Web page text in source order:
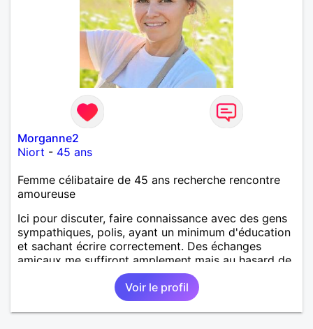
Morganne2
Niort - 45 ans
Femme célibataire de 45 ans recherche rencontre
amoureuse
Ici pour discuter, faire connaissance avec des gens
sympathiques, polis, ayant un minimum d'éducation
et sachant écrire correctement. Des échanges
amicaux me suffiront amplement mais au hasard de
la vie, si le charme opère, je ne suis pas fermée à
une éventuelle relation sérieuse avec un homme.
Voir le profil